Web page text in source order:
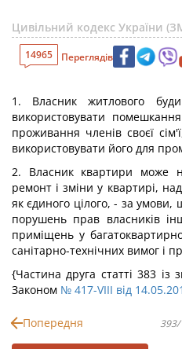
Цивільний кодекс України
14965 Переглядів
1. Власник житлового
використовувати
проживання членів своєї
використовувати його для
2. Власник квартири може
ремонт і зміни у квартирі,
як єдиного цілого, - за
порушень прав власників
приміщень у
санітарно-технічних вимог і
{Частина друга статті 383 із
Законом № 417-VIII від
Попередня 393/